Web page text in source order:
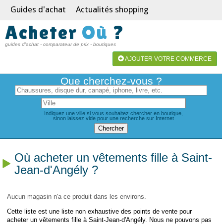
Guides d'achat Actualités shopping
Acheter Où ?
guides d'achat - comparateur de prix - boutiques
AJOUTER VOTRE COMMERCE
Que cherchez-vous ?
Indiquez une ville si vous souhaitez chercher en boutique,
sinon laissez vide pour une recherche sur Internet
Où acheter un vêtements fille à Saint-
Jean-d'Angély ?
Aucun magasin n'a ce produit dans les environs.
Cette liste est une liste non exhaustive des points de vente pour
acheter un vêtements fille à Saint-Jean-d'Angély. Nous ne pouvons pas